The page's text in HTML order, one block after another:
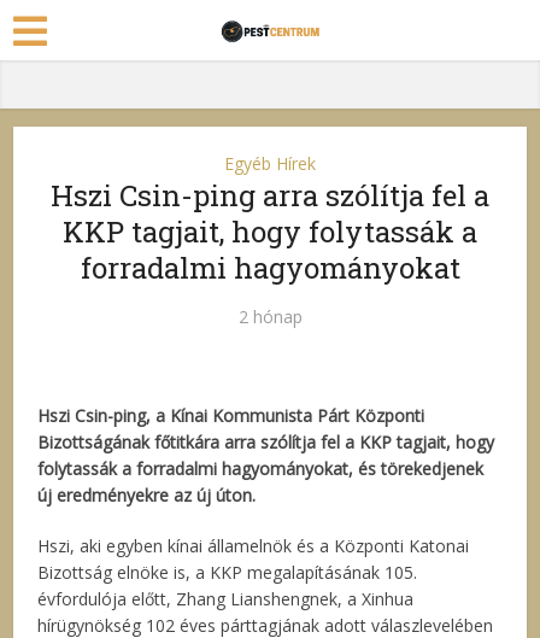
Egyéb Hírek
Hszi Csin-ping arra szólítja fel a
KKP tagjait, hogy folytassák a
forradalmi hagyományokat
2 hónap
Hszi Csin-ping, a Kínai Kommunista Párt Központi
Bizottságának főtitkára arra szólítja fel a KKP tagjait, hogy
folytassák a forradalmi hagyományokat, és törekedjenek
új eredményekre az új úton.
Hszi, aki egyben kínai államelnök és a Központi Katonai
Bizottság elnöke is, a KKP megalapításának 105.
évfordulója előtt, Zhang Lianshengnek, a Xinhua
hírügynökség 102 éves párttagjának adott válaszlevelében